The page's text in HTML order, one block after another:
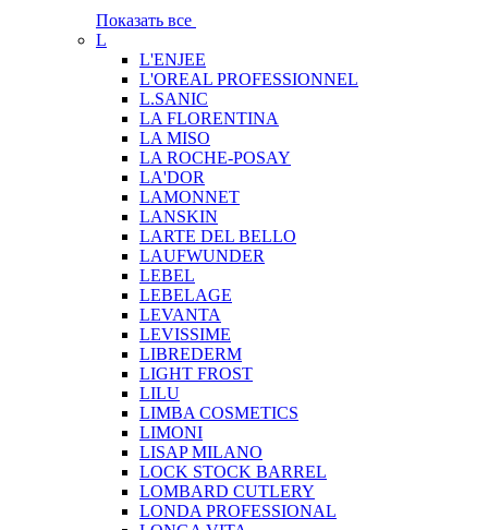
Показать все
L
L'ENJEE
L'OREAL PROFESSIONNEL
L.SANIC
LA FLORENTINA
LA MISO
LA ROCHE-POSAY
LA'DOR
LAMONNET
LANSKIN
LARTE DEL BELLO
LAUFWUNDER
LEBEL
LEBELAGE
LEVANTA
LEVISSIME
LIBREDERM
LIGHT FROST
LILU
LIMBA COSMETICS
LIMONI
LISAP MILANO
LOCK STOCK BARREL
LOMBARD CUTLERY
LONDA PROFESSIONAL